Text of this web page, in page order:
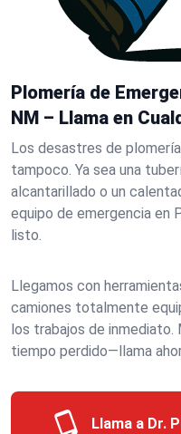
Plomería de
NM – Llama en
Los desastres de
tampoco. Ya sea una
alcantarillado o un
equipo de emergencia en
listo.
Llegamos con
camiones totalmente
los trabajos de inmediato.
tiempo perdido—llama
Llama a Dr.